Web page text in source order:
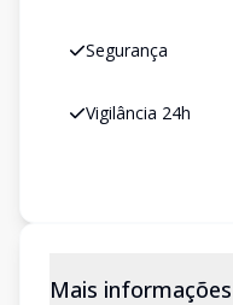
Segurança
Vigilância 24h
Mais informações